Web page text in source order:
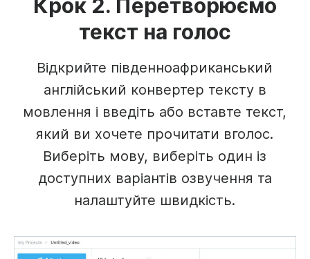
Крок 2. Перетворюємо
текст на голос
Відкрийте південноафриканський
англійський конвертер тексту в
мовлення і введіть або вставте текст,
який ви хочете прочитати вголос.
Виберіть мову, виберіть один із
доступних варіантів озвучення та
налаштуйте швидкість.